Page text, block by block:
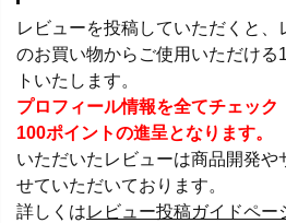
レビューを投稿していただくと、
のお買い物からご使用いただける
トいたします。
プロフィール情報を全てチェッ
100ポイントの進呈となります。
いただいたレビューは商品開発や
せていただいております。
詳しくはレビュー投稿ガイドペー